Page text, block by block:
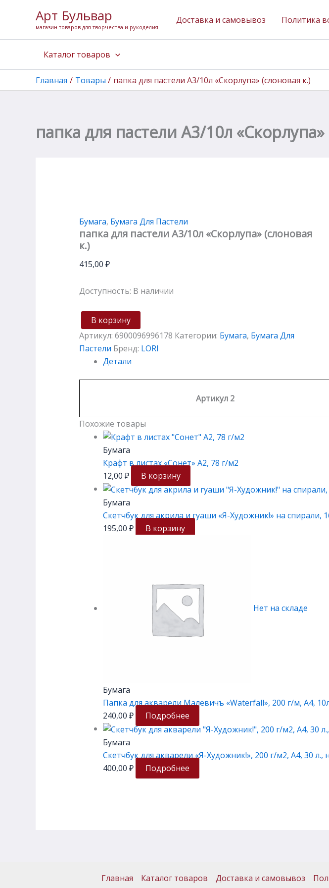
содержимому
Арт Бульвар
магазин товаров для творчества и рукоделия
Доставка и самовывоз Политика
Каталог товаров
Главная Товары папка для пастели А3/10л «Скорлупа» (слоновая к.)
папка для пастели А3/10л «Скорлупа»
Бумага, Бумага Для Пастели
папка для пастели А3/10л «Скорлупа» (слоновая
к.)
415,00 ₽
Доступность: В наличии
товара
папка
А3/10л
к.)
В корзину
Артикул: 6900096996178 Категории: Бумага, Бумага Для
Пастели Бренд: LORI
Детали
Артикул 2
Похожие товары
Бумага
Крафт в листах «Сонет» А2, 78 г/м2
12,00 ₽ В корзину
Бумага
Скетчбук для акрила и гуаши «Я-Художник!» на спирали,
195,00 ₽ В корзину
Нет на складе
Бумага
Папка для акварели Малевичъ «Waterfall», 200 г/м, А4,
240,00 ₽
Подробнее
Бумага
Скетчбук для акварели «Я-Художник!», 200 г/м2, А4, 30 л.,
400,00 ₽ Подробнее
Главная Каталог товаров Доставка и самовывоз